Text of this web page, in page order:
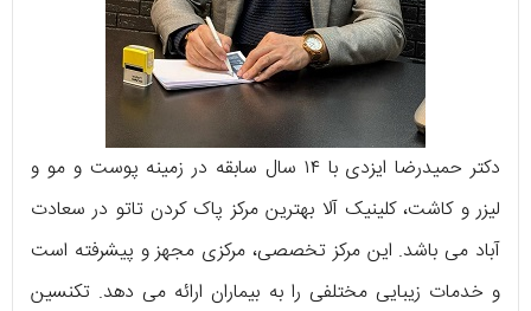
دکتر حمیدرضا ایزدی با ۱۴ سال سابقه در زمینه پوست و مو و
لیزر و کاشت، کلینیک آلا بهترین مرکز پاک کردن تاتو در سعادت
آباد می باشد. این مرکز تخصصی، مرکزی مجهز و پیشرفته است
و خدمات زیبایی مختلفی را به بیماران ارائه می دهد. تکنسین